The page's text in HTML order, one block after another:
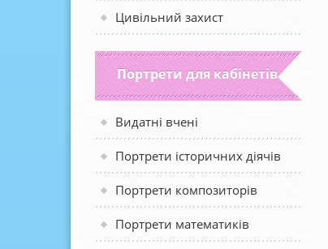
Цивільний захист
Портрети для кабінетів
Видатні вчені
Портрети історичних діячів
Портрети композиторів
Портрети математиків